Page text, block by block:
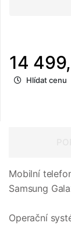
14
Hlídat cenu
Mobilní
Samsung
Operační